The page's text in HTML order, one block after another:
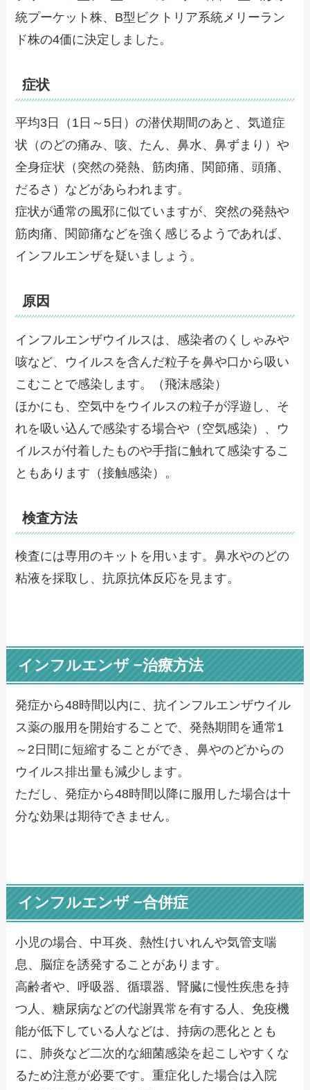
統プーケット株、B型ビクトリア系統メリーラン
ド株の4価に決定しました。
症状
平均3日（1日～5日）の潜伏期間のあと、気道症
状（のどの痛み、咳、たん、鼻水、鼻ずまり）や
全身症状（突然の発熱、筋肉痛、関節痛、頭痛、
だるさ）などがあらわれます。
症状が通常の風邪に似ていますが、突然の発熱や
筋肉痛、関節痛などを強く感じるようであれば、
インフルエンザを疑いましょう。
原因
インフルエンザウイルスは、感染者のくしゃみや
咳など、ウイルスを含んだ粒子を鼻や口から吸い
こむことで感染します。（飛沫感染）
ほかにも、空気中をウイルスの粒子が浮遊し、そ
れを吸い込んで感染する場合や（空気感染）、ウ
イルスが付着したものや手指に触れて感染するこ
ともあります（接触感染）。
検査方法
検査には専用のキットを用います。鼻水やのどの
粘液を採取し、抗原抗体反応を見ます。
インフルエンザ −治療方法
発症から48時間以内に、抗インフルエンザウイル
ス薬の服用を開始することで、発熱期間を通常1
～2日間に短縮することができ、鼻やのどからの
ウイルス排出量も減少します。
ただし、発症から48時間以降に服用した場合は十
分な効果は期待できません。
インフルエンザ −合併症
小児の場合、中耳炎、熱性けいれんや気管支喘
息、脳症を誘発することがあります。
高齢者や、呼吸器、循環器、腎臓に慢性疾患を持
つ人、糖尿病などの代謝異常を有する人、免疫機
能が低下している人などは、持病の悪化ととも
に、肺炎など二次的な細菌感染を起こしやすくな
るため注意が必要です。重症化した場合は入院